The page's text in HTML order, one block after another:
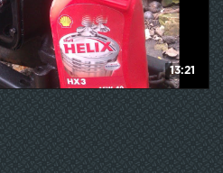
13:21